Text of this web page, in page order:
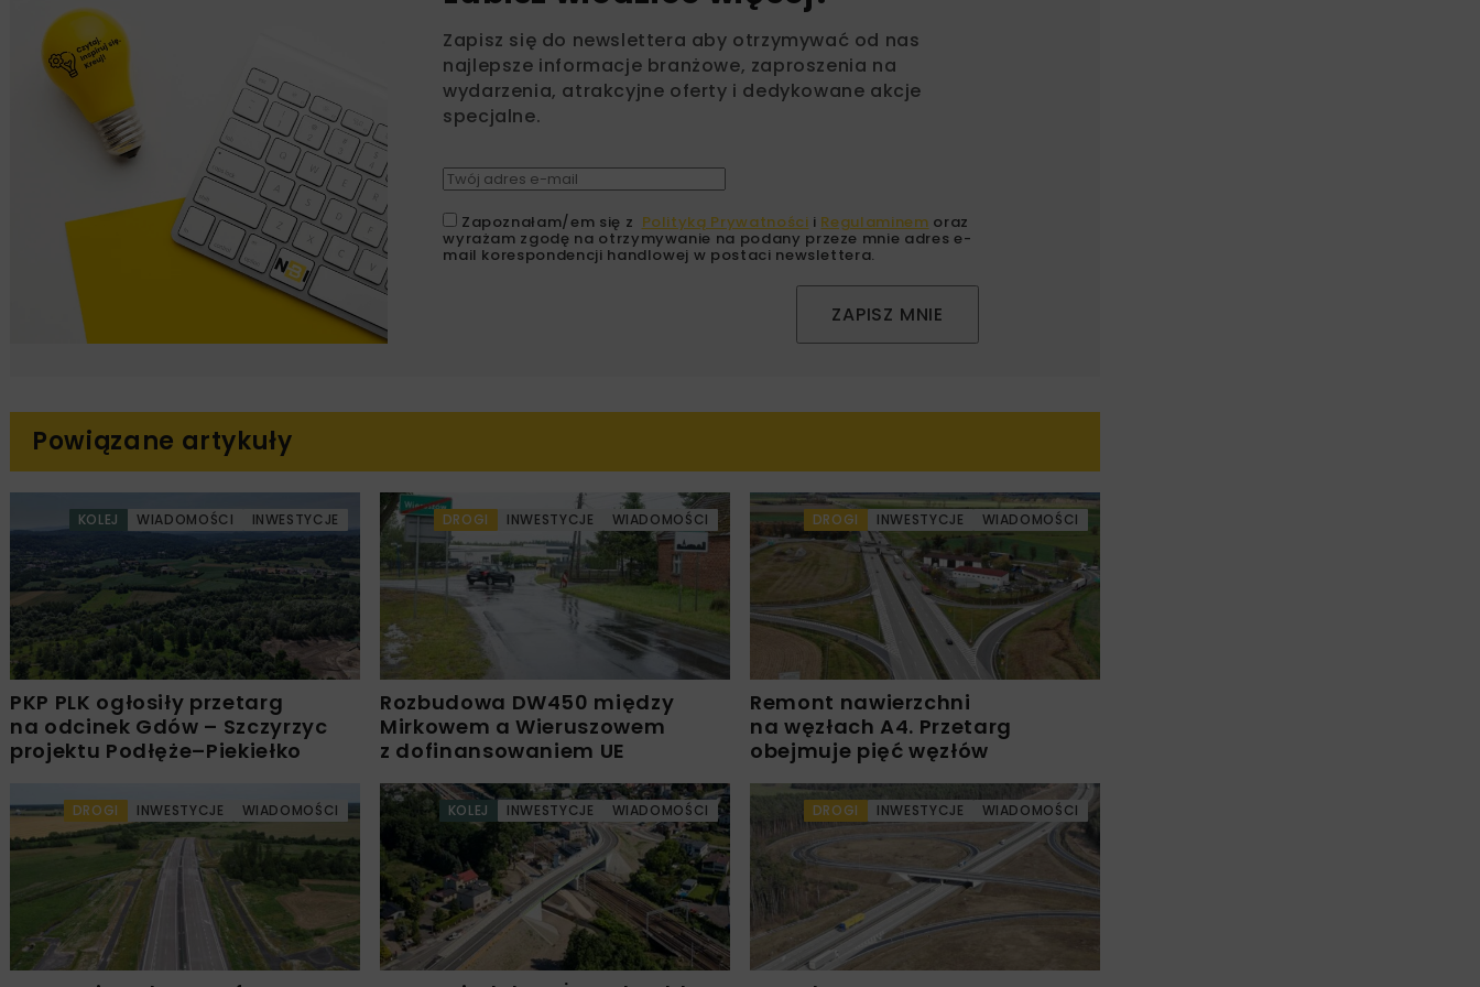
Zapisz się do newslettera aby otrzymywać od nas
najlepsze informacje branżowe, zaproszenia na
wydarzenia, atrakcyjne oferty i dedykowane akcje
specjalne.
Zapoznałam/em się z Polityką Prywatności i Regulaminem oraz
wyrażam zgodę na otrzymywanie na podany przeze mnie adres e-
mail korespondencji handlowej w postaci newslettera.
ZAPISZ MNIE
Powiązane artykuły
KOLEJ WIADOMOŚCI INWESTYCJE
PKP PLK ogłosiły przetarg
na odcinek Gdów – Szczyrzyc
projektu Podłęże–Piekiełko
DROGI INWESTYCJE WIADOMOŚCI
Rozbudowa DW450 między
Mirkowem a Wieruszowem
z dofinansowaniem UE
DROGI INWESTYCJE WIADOMOŚCI
Remont nawierzchni
na węzłach A4. Przetarg
obejmuje pięć węzłów
DROGI INWESTYCJE WIADOMOŚCI KOLEJ INWESTYCJE WIADOMOŚCI DROGI INWESTYCJE WIADOMOŚCI